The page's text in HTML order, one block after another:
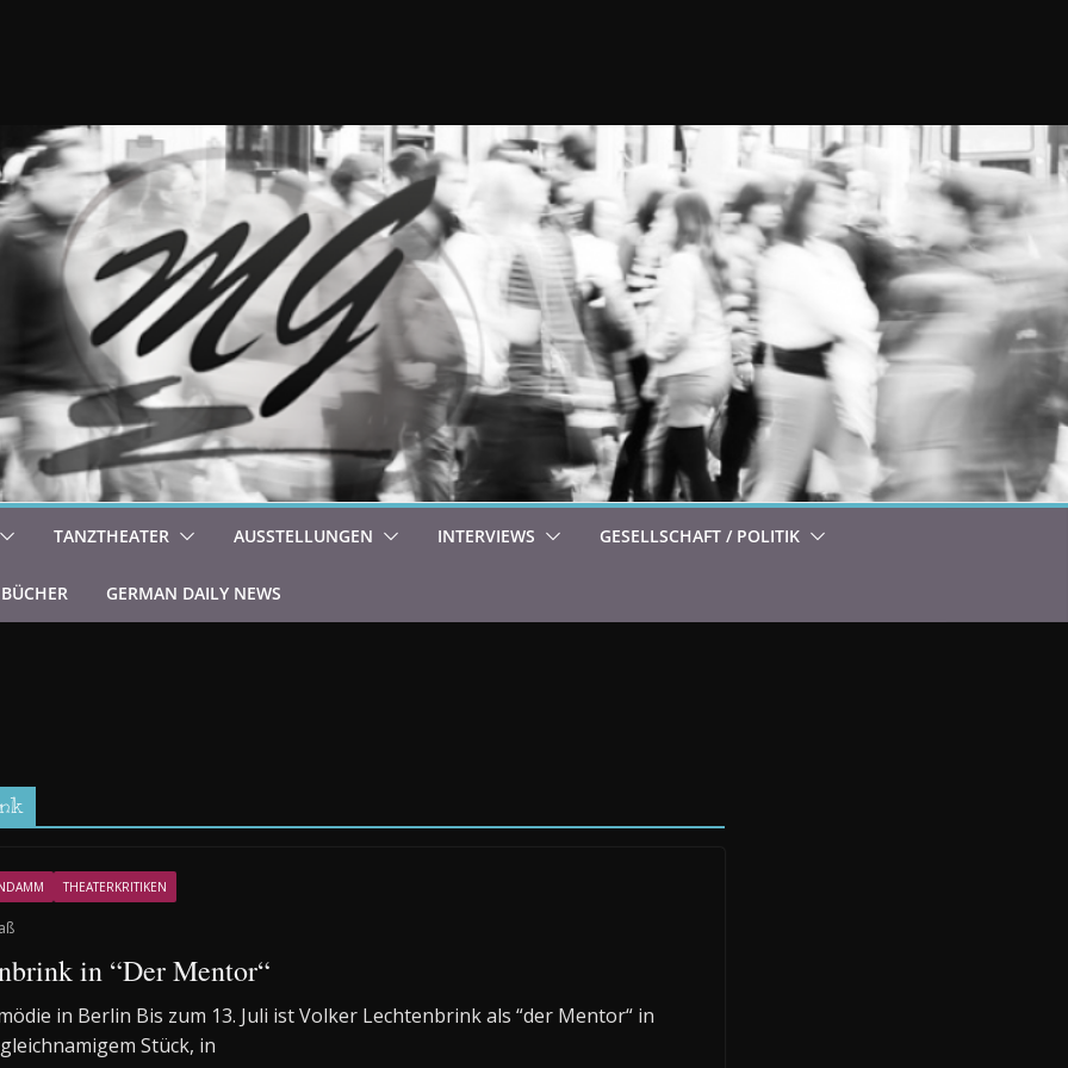
TANZTHEATER AUSSTELLUNGEN INTERVIEWS GESELLSCHAFT / POLITIK
BÜCHER GERMAN DAILY NEWS
THEATERKRITIKEN
in “Der Mentor“
in Berlin Bis zum 13. Juli ist Volker Lechtenbrink als “der Mentor“ in
Stück, in